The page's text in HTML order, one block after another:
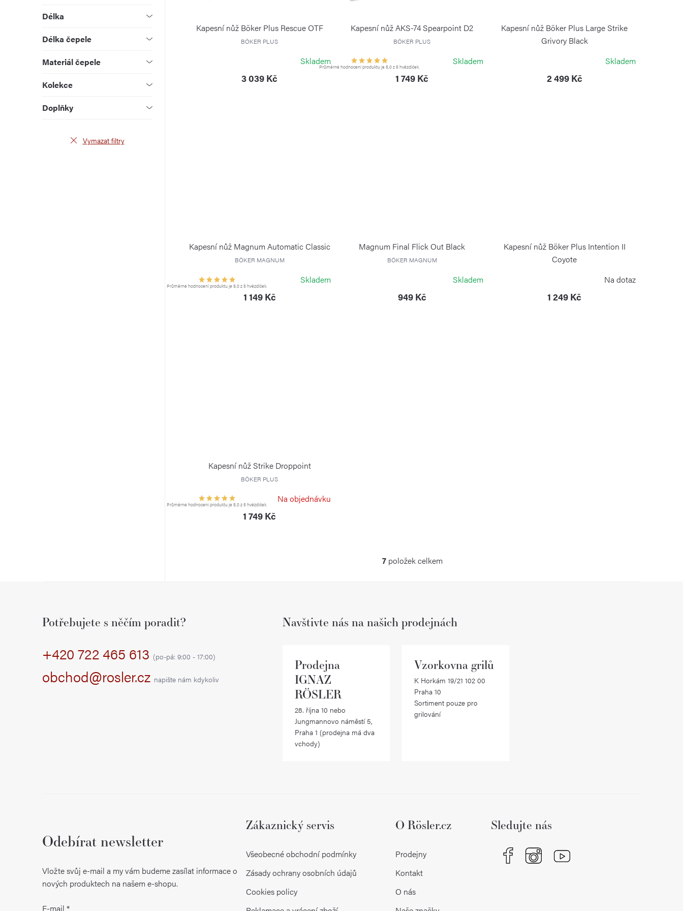
Délka
Délka čepele
Materiál čepele
Kolekce
Doplňky
Vymazat filtry
Kapesní nůž Böker Plus Rescue OTF
BÖKER PLUS
Skladem
3 039 Kč
Kapesní nůž AKS-74 Spearpoint D2
BÖKER PLUS
Průměrné hodnocení produktu je 5,0 z 5 hvězdiček.
Skladem
1 749 Kč
Kapesní nůž Böker Plus Large Strike
Grivory Black
Skladem
2 499 Kč
Kapesní nůž Magnum Automatic Classic
BÖKER MAGNUM
Průměrné hodnocení produktu je 5,0 z 5 hvězdiček.
Skladem
1 149 Kč
Magnum Final Flick Out Black
BÖKER MAGNUM
Skladem
949 Kč
Kapesní nůž Böker Plus Intention II
Coyote
Na dotaz
1 249 Kč
Kapesní nůž Strike Droppoint
BÖKER PLUS
Průměrné hodnocení produktu je 5,0 z 5 hvězdiček.
Na objednávku
1 749 Kč
O
á
a
c
í
p
ý
i
s
u
7položek celkem
Potřebujete s něčím poradit?
+420 722 465 613 (po-pá: 9:00 - 17:00)
obchod@rosler.cz napište nám kdykoliv
Navštivte nás na našich prodejnách
Prodejna
IGNAZ
RÖSLER
28. října 10 nebo
Jungmannovo náměstí 5,
Praha 1 (prodejna má dva
vchody)
Vzorkovna grilů
K Horkám 19/21 102 00
Praha 10
Sortiment pouze pro
grilování
Odebírat newsletter
Vložte svůj e-mail a my vám budeme zasílat informace o
nových produktech na našem e-shopu.
E-mail
Zákaznický servis
Všeobecné obchodní podmínky
Zásady ochrany osobních údajů
Cookies policy
O Rösler.cz
Prodejny
Kontakt
O nás
Sledujte nás